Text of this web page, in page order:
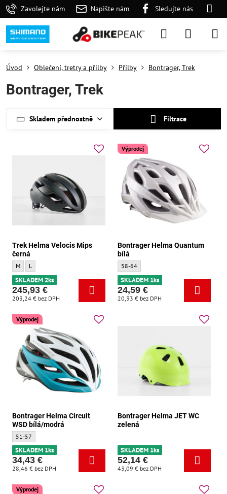
Zavolejte nám Napište nám Sledujte nás
Úvod Oblečení, tretry a přilby Přilby Bontrager, Trek
Bontrager, Trek
Skladem přednostně Filtrace
Trek Helma Velocis Mips
černá
Trek Helma Velocis Mips černá - Velikost:
M Trek Helma Velocis Mips černá - Velikost:
L
SKLADEM 2ks
245,93 €
203,24 € bez DPH
Výprodej
Bontrager Helma Quantum
bílá
Bontrager Helma Quantum bílá - Velikost:
58-64
SKLADEM 1ks
24,59 €
20,33 € bez DPH
Výprodej
Bontrager Helma Circuit
WSD bílá/modrá
Bontrager Helma Circuit WSD bílá/modrá - Velikost:
51-57
SKLADEM 1ks
34,43 €
28,46 € bez DPH
Bontrager Helma JET WC
zelená
SKLADEM 1ks
52,14 €
43,09 € bez DPH
Výprodej